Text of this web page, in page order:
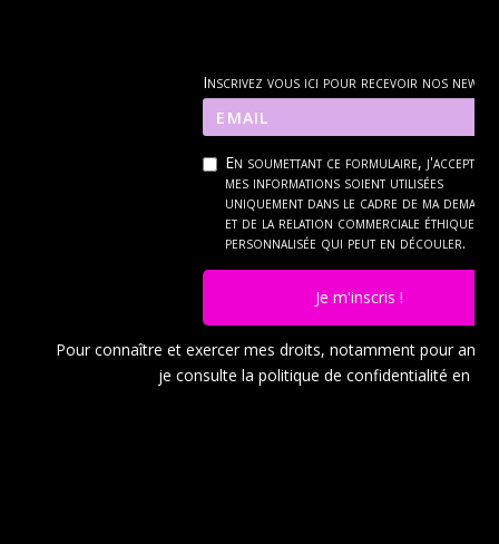
Inscrivez vous ici pour recevoir nos news
En soumettant ce formulaire, j'accepte
mes informations soient utilisées
uniquement dans le cadre de ma
et de la relation commerciale éthique et
personnalisée qui peut en découler.
Je m'inscris !
Pour connaître et exercer mes droits, notamment pour
je consulte la politique de confidentialité en